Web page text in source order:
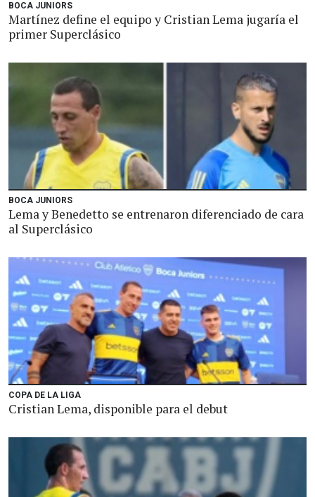
BOCA JUNIORS
Martínez define el equipo y Cristian Lema jugaría el
primer Superclásico
BOCA JUNIORS
Lema y Benedetto se entrenaron diferenciado de cara
al Superclásico
COPA DE LA LIGA
Cristian Lema, disponible para el debut